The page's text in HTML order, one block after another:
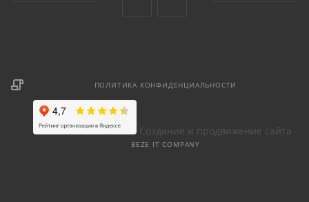
ПОЛИТИКА КОНФИДЕНЦИАЛЬНОСТИ
Создание и продвижение сайта -
BEZE IT COMPANY